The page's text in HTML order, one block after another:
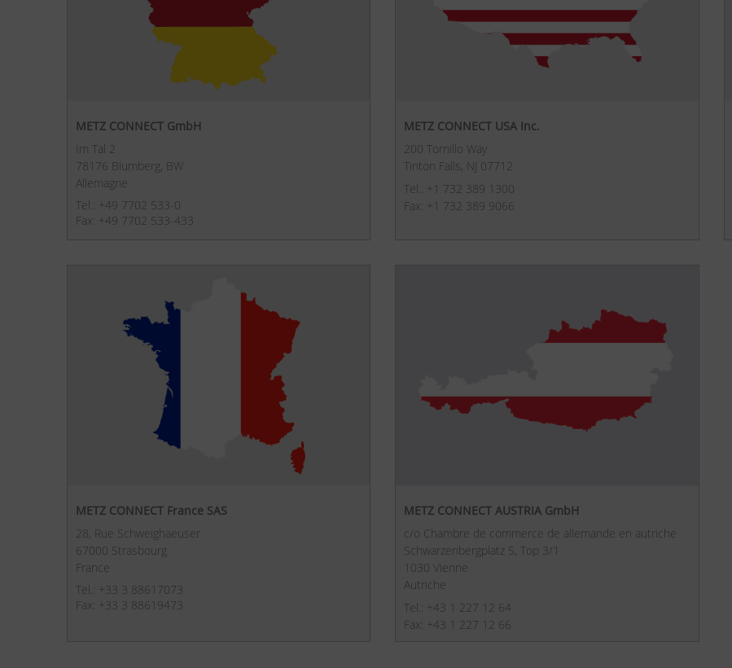
METZ CONNECT GmbH
Im Tal 2
78176 Blumberg, BW
Allemagne
Tel.: +49 7702 533-0
Fax: +49 7702 533-433
METZ CONNECT USA Inc.
200 Tornillo Way
Tinton Falls, NJ 07712
Tel.: +1 732 389 1300
Fax: +1 732 389 9066
METZ CONNECT France SAS
28, Rue Schweighaeuser
67000 Strasbourg
France
Tel.: +33 3 88617073
Fax: +33 3 88619473
METZ CONNECT AUSTRIA GmbH
c/o Chambre de commerce de allemande en autriche
Schwarzenbergplatz 5, Top 3/1
1030 Vienne
Autriche
Tel.: +43 1 227 12 64
Fax: +43 1 227 12 66